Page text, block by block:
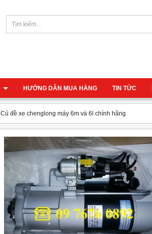
HƯỚNG DẪN MUA HÀNG TIN TỨC
Củ đề xe chenglong máy 6m và 6l chính hãng